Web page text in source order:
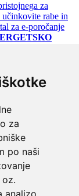
za
po naši
analizo
za
rabe in
za e-poročanje
izdelovalce in
o državni
in
podatkov